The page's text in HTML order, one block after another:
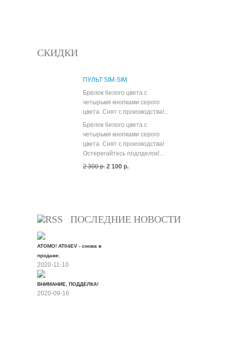
СКИДКИ
ПУЛЬТ SIM-SIM
Брелок белого цвета с
четырьмя кнопками серого
цвета. Снят с производства!...
Брелок белого цвета с
четырьмя кнопками серого
цвета. Снят с производства!
Остерегайтесь подлделок!...
2 300 р. 2 100 р.
ПОСЛЕДНИЕ НОВОСТИ
ATOMO! AT04EV - снова в
продаже.
2020-11-10
ВНИМАНИЕ, ПОДДЕЛКА!
2020-09-16